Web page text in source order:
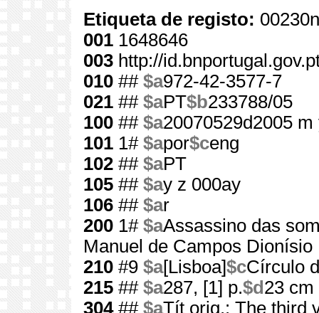
Etiqueta de registo:
001 1648646
003 http://
010 ## $a972-42-3577-7
021 ## $aPT$b233788/05
100 ## $a20070529d2005
101 1# $apor$ceng
102 ## $aPT
105 ## $ay z 000ay
106 ## $ar
200 1# $aAssassino das
Manuel de Campos Dionísio
210 #9 $a[Lisboa]$cCírculo
215 ## $a287, [1] p.$d 23 cm
304## $aTít orig.: The third